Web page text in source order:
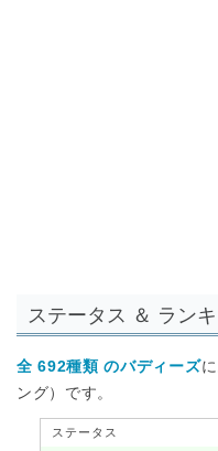
ステータス ＆ ラン
全 692種類 のバディーズ
ング）です。
ステータス